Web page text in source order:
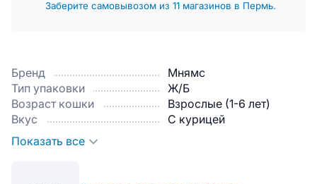
Бренд
Мнямс
Тип упаковки
Ж/Б
Возраст кошки
Взрослые (1-6 лет)
Вкус
С курицей
Показать все
Заберите самовывозом из 11 магазинов в Пермь.